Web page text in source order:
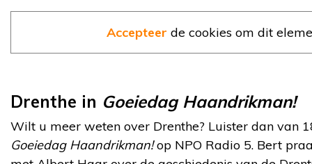
Accepteer de cookies om dit
Drenthe in Goeiedag Haandrikman!
Wilt u meer weten over Drenthe? Luister dan van
Goeiedag Haandrikman!op NPO Radio 5. Bert